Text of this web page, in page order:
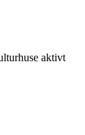
aktivt